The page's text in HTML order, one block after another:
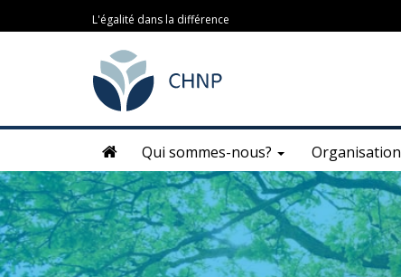
L'égalité dans la différence
Qui sommes-nous? Organisation